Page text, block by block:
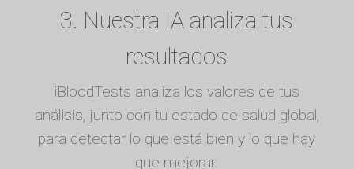
3. Nuestra IA analiza tus
resultados
iBloodTests analiza los valores de tus
análisis, junto con tu estado de salud global,
para detectar lo que está bien y lo que hay
que mejorar.